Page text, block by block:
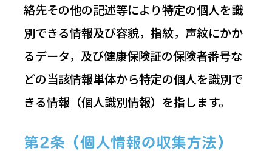
絡先その他の記述等により特定の個人を識
別できる情報及び容貌，指紋，声紋にかか
るデータ，及び健康保険証の保険者番号な
どの当該情報単体から特定の個人を識別で
きる情報（個人識別情報）を指します。
第2条（個人情報の収集方法）